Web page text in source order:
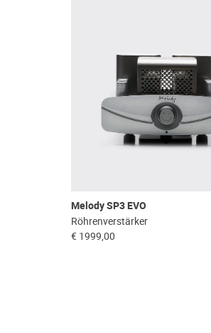
Melody SP3 EVO
Röhrenverstärker
€ 1999,00